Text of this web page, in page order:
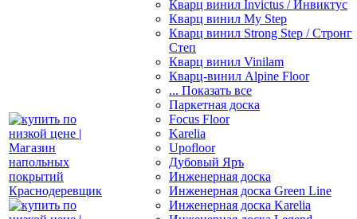
Кварц винил Invictus / Инвиктус
Кварц винил My Step
Кварц винил Strong Step / Стронг
Степ
Кварц винил Vinilam
Кварц-винил Alpine Floor
... Показать все
Паркетная доска
Focus Floor
Karelia
Upofloor
Дубовый Яръ
Инженерная доска
Инженерная доска Green Line
Инженерная доска Karelia